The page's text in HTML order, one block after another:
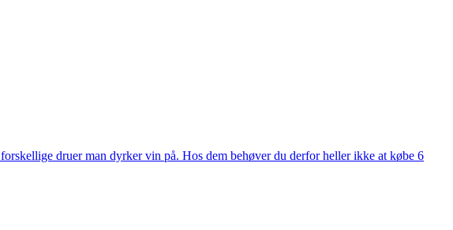
druer man dyrker vin på. Hos dem behøver du derfor heller ikke at købe 6